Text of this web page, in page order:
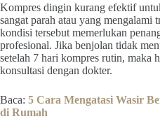
Kompres dingin kurang efektif
sangat parah atau yang mengalami
kondisi tersebut memerlukan
profesional. Jika benjolan tidak
setelah 7 hari kompres rutin, maka
konsultasi dengan dokter.
Baca: 5 Cara Mengatasi Wasir
di Rumah